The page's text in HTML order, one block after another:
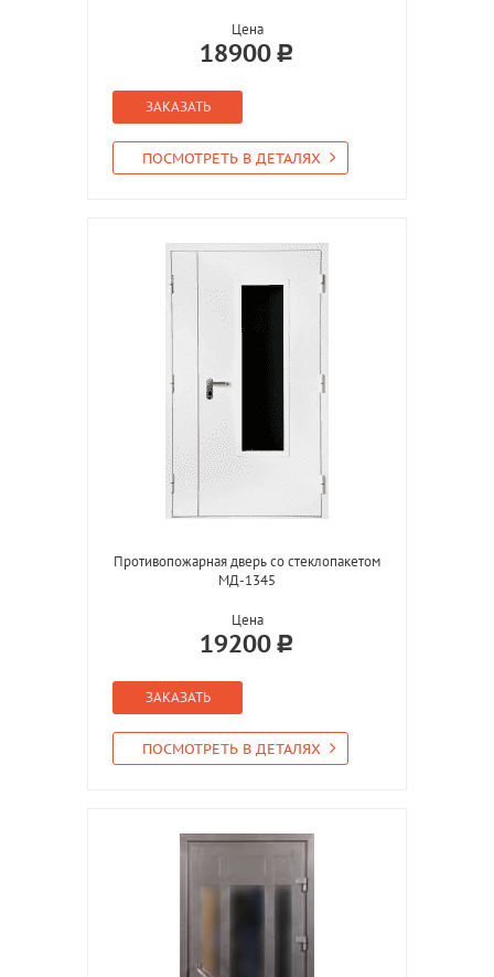
Цена
18900
ЗАКАЗАТЬ
ПОСМОТРЕТЬ В ДЕТАЛЯХ
Противопожарная дверь со стеклопакетом
МД-1345
Цена
19200
ЗАКАЗАТЬ
ПОСМОТРЕТЬ В ДЕТАЛЯХ